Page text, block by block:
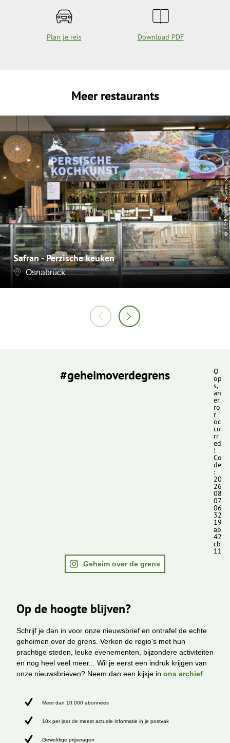
Plan je reis Download PDF
Meer restaurants
Safran - Perzische keuken
Osnabrück
©
CC-BY-NC
| Susanne Schoon
#geheimoverdegrens O
op
s,
an
er
ro
r
oc
cu
rr
ed
!
Co
de
:
20
26
08
07
06
32
19
ab
42
cb
11
Geheim over de grens
Op de hoogte blijven?
Schrijf je dan in voor onze nieuwsbrief en ontrafel de echte
geheimen over de grens. Verken de regio's met hun
prachtige steden, leuke evenementen, bijzondere activiteiten
en nog heel veel meer... Wil je eerst een indruk krijgen van
onze nieuwsbrieven? Neem dan een kijkje in ons archief
Meer dan 10.000 abonnees
10x per jaar de meest actuele informatie in je postvak
Geweldige prijsvragen